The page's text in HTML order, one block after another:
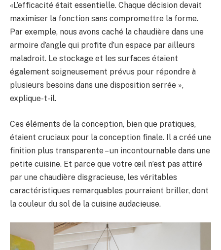
«L’efficacité était essentielle. Chaque décision devait
maximiser la fonction sans compromettre la forme.
Par exemple, nous avons caché la chaudière dans une
armoire d’angle qui profite d’un espace par ailleurs
maladroit. Le stockage et les surfaces étaient
également soigneusement prévus pour répondre à
plusieurs besoins dans une disposition serrée »,
explique-t-il.
Ces éléments de la conception, bien que pratiques,
étaient cruciaux pour la conception finale. Il a créé une
finition plus transparente – un incontournable dans une
petite cuisine. Et parce que votre œil n’est pas attiré
par une chaudière disgracieuse, les véritables
caractéristiques remarquables pourraient briller, dont
la couleur du sol de la cuisine audacieuse.